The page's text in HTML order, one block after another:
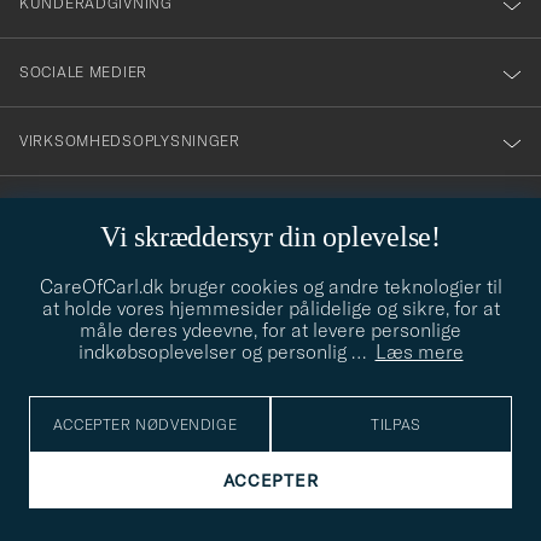
Vi skræddersyr din oplevelse!
CareOfCarl.dk bruger cookies og andre teknologier til
at holde vores hjemmesider pålidelige og sikre, for at
måle deres ydeevne, for at levere personlige
indkøbsoplevelser og personlig … Læs mere
ACCEPTER NØDVENDIGE TILPAS
ACCEPTER
SOCIALE MEDIER
VIRKSOMHEDSOPLYSNINGER
info@careofcarl.dk
Behøver du hjælp til at finde din stil? Lad os hjælpe dig, vi hjælper
gerne til!
STILRÅD